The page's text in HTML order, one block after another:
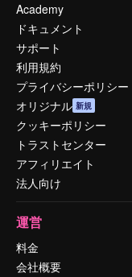
Academy
ドキュメント
サポート
利用規約
プライバシーポリシー
オリジナル 新規
クッキーポリシー
トラストセンター
アフィリエイト
法人向け
運営
料金
会社概要